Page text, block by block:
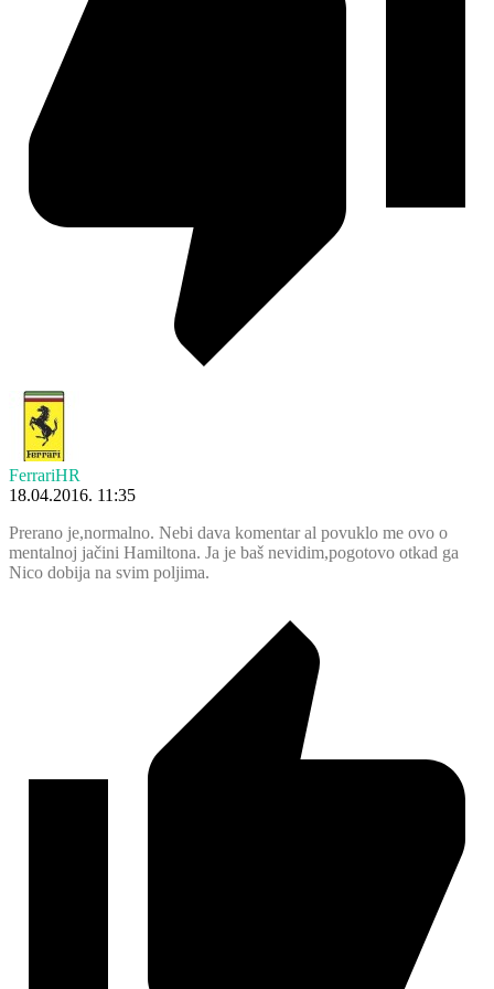
FerrariHR
18.04.2016. 11:35
Prerano je,normalno. Nebi dava komentar al povuklo me ovo o
mentalnoj jačini Hamiltona. Ja je baš nevidim,pogotovo otkad ga
Nico dobija na svim poljima.